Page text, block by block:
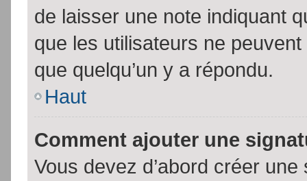
de laisser une note indiquant
que les utilisateurs ne
que quelqu’un y a répondu.
Haut
Comment ajouter une
Vous devez d’abord créer